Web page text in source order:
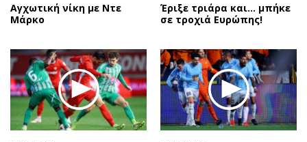
Αγχωτική νίκη με Ντε
Μάρκο
Έριξε τριάρα και… μπήκε
σε τροχιά Ευρώπης!